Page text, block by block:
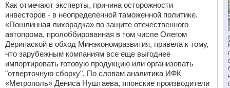
Как отмечают эксперты, причина осторожности
инвесторов - в неопределенной таможенной политике.
«Пошлинная лихорадка» по защите отечественного
автопрома, пролоббированная в том числе Олегом
Дерипаской в обход Минэкономразвития, привела к тому,
что зарубежным компаниям все еще выгоднее
импортировать готовую продукцию или организовать
"отверточную сборку". По словам аналитика ИФК
«Метрополь» Дениса Нуштаева, японские производители